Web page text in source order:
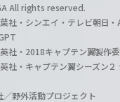
All rights reserved.
社・シンエイ・テレビ朝日
社・2018キャプテン翼製作
社・キャプテン翼シーズン２
野外活動プロジェクト